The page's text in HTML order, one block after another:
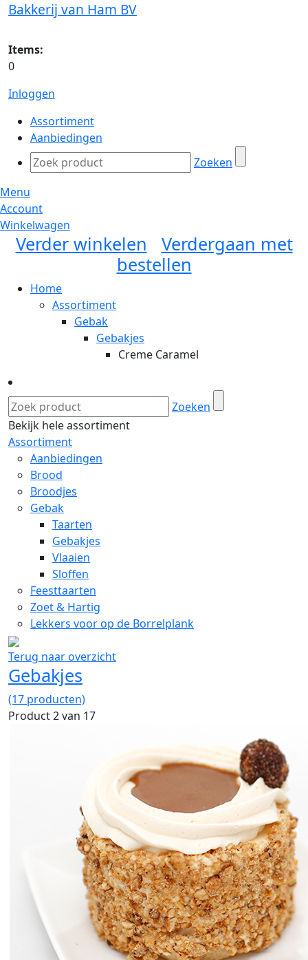
Bakkerij van Ham BV
Items:
0
Inloggen
Assortiment
Aanbiedingen
Zoeken
Menu
Account
Winkelwagen
Verder winkelen
Verdergaan met
bestellen
Home
Assortiment
Gebak
Gebakjes
Creme Caramel
Zoeken
Bekijk hele assortiment
Assortiment
Aanbiedingen
Brood
Broodjes
Gebak
Taarten
Gebakjes
Vlaaien
Sloffen
Feesttaarten
Zoet & Hartig
Lekkers voor op de Borrelplank
Terug naar overzicht
Gebakjes
(17 producten)
Product 2 van 17